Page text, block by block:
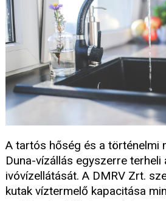
A tartós hőség és a történelmi
Duna-vízállás egyszerre terheli
ivóvízellátását. A DMRV Zrt.
kutak víztermelő kapacitása